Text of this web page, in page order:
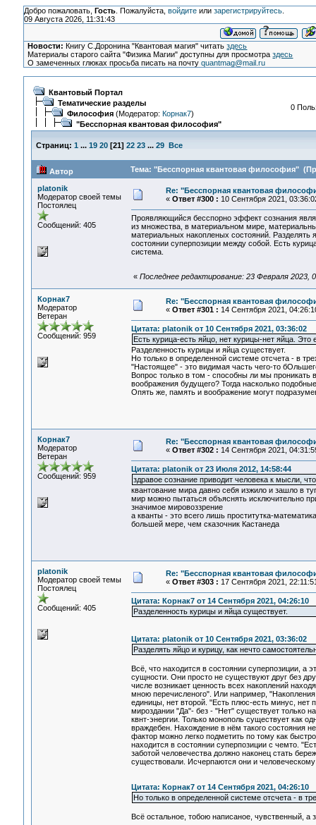
Добро пожаловать, Гость. Пожалуйста, войдитеили зарегистрируйтесь.
09 Августа 2026, 11:31:43
Новости: Книгу С.Доронина "Квантовая магия" читатьздесь
Материалы старого сайта "Физика Магии" доступны для просмотраздесь
О замеченных глюках просьба писать на почтуquantmag@mail.ru
Квантовый Портал
Тематические разделы
Философия(Модератор: Корнак7)
"Бесспорная квантовая философия"
0
Страниц: 1 ... 19 20[21] 22 23 ... 29 Все
Автор Тема: "Бесспорная квантовая философия"
platonik
Модератор своей темы
Постоялец
Сообщений: 405
Re: "Бесспорная квантовая
« Ответ #300 : 10 Сентября 2021,
Проявляющийся бесспорно эффект сознания
из множества, в материальном мире,
материальных накопленых состояний.
состоянии суперпозиции между собой. Есть
система.
« Последнее редактирование: 23 Февраля 2023,
Корнак7
Модератор
Ветеран
Сообщений: 959
Re: "Бесспорная квантовая
« Ответ #301 : 14 Сентября 2021,
Цитата: platonik от 10 Сентября 2021, 03:36:02
Есть курица-есть яйцо, нет курицы-нет яйца.
Разделенность курицы и яйца существует.
Но только в определенной системе отсчета - в
"Настоящее" - это видимая часть чего-то
Вопрос только в том - способны ли мы
воображения будущего? Тогда насколько
Опять же, память и воображение могут
Корнак7
Модератор
Ветеран
Сообщений: 959
Re: "Бесспорная квантовая
« Ответ #302 : 14 Сентября 2021,
Цитата: platonik от 23 Июля 2012, 14:58:44
здравое сознание приводит человека к мысли,
квантование мира давно себя изжило и зашло в
мир можно пытаться объяснять исключительно
значимое мировоззрение
а кванты - это всего лишь проститутка-
большей мере, чем сказочник Кастанеда
platonik
Модератор своей темы
Постоялец
Сообщений: 405
Re: "Бесспорная квантовая
« Ответ #303 : 17 Сентября 2021,
Цитата: Корнак7 от 14 Сентября 2021, 04:26:10
Разделенность курицы и яйца существует.
Цитата: platonik от 10 Сентября 2021, 03:36:02
Разделять яйцо и курицу, как нечто
Всё, что находится в состоянии суперпозиции,
сущности. Они просто не существуют друг без
числе возникает ценность всех накоплений
мною перечисленого". Или например,
единицы, нет второй. "Есть плюс-есть минус,
мироздании "Да"- без - "Нет" существует только
квнт-энергии. Только монополь существует как
враждебен. Нахождение в нём такого состояния
фактор можно легко подметить по тому как
находится в состоянии суперпозиции с чемто.
заботой человечества должно наконец стать
существовали. Исчерпаются они и
Цитата: Корнак7 от 14 Сентября 2021, 04:26:10
Но только в определенной системе отсчета - в
Всё остальное, тобою написаное, чувственный, а